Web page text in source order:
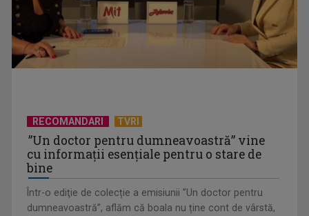
pentru sezonul 9
Octavian Cotescu, în rolul maiorului Vigu, pus să rezolve
misterul unei ...
RECOMANDARI TVRI
”Un doctor pentru dumneavoastră” vine
cu informații esențiale pentru o stare de
bine
Într-o ediţie de colecție a emisiunii ”Un doctor pentru
dumneavoastră”, aflăm că boala nu ține cont de vârstă,